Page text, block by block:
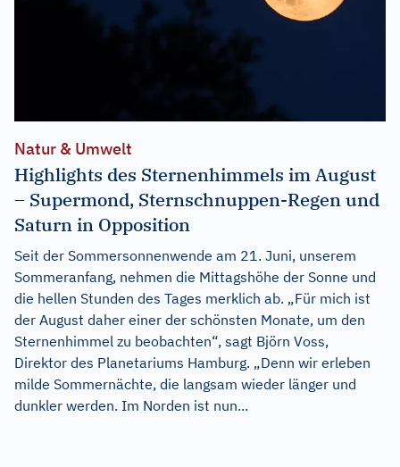
Natur & Umwelt
Highlights des Sternenhimmels im August
– Supermond, Sternschnuppen-Regen und
Saturn in Opposition
Seit der Sommersonnenwende am 21. Juni, unserem
Sommeranfang, nehmen die Mittagshöhe der Sonne und
die hellen Stunden des Tages merklich ab. „Für mich ist
der August daher einer der schönsten Monate, um den
Sternenhimmel zu beobachten“, sagt Björn Voss,
Direktor des Planetariums Hamburg. „Denn wir erleben
milde Sommernächte, die langsam wieder länger und
dunkler werden. Im Norden ist nun...